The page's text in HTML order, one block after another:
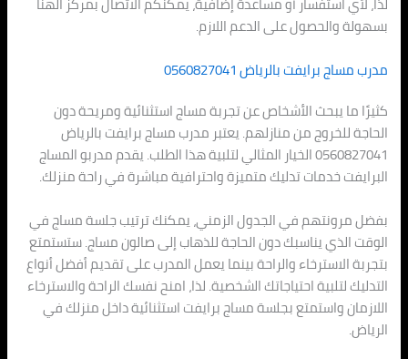
بسهولة والحصول على الدعم اللازم.
مدرب مساج برايفت بالرياض 0560827041
كثيرًا ما يبحث الأشخاص عن تجربة مساج استثنائية ومريحة دون
الحاجة للخروج من منازلهم. يعتبر مدرب مساج برايفت بالرياض
0560827041 الخيار المثالي لتلبية هذا الطلب. يقدم مدربو المساج
البرايفت خدمات تدليك متميزة واحترافية مباشرة في راحة منزلك.
بفضل مرونتهم في الجدول الزمني، يمكنك ترتيب جلسة مساج في
الوقت الذي يناسبك دون الحاجة للذهاب إلى صالون مساج. ستستمتع
بتجربة الاسترخاء والراحة بينما يعمل المدرب على تقديم أفضل أنواع
التدليك لتلبية احتياجاتك الشخصية. لذا، امنح نفسك الراحة والاسترخاء
اللازمان واستمتع بجلسة مساج برايفت استثنائية داخل منزلك في
الرياض.